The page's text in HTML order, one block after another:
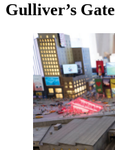
Gulliver’s Gate